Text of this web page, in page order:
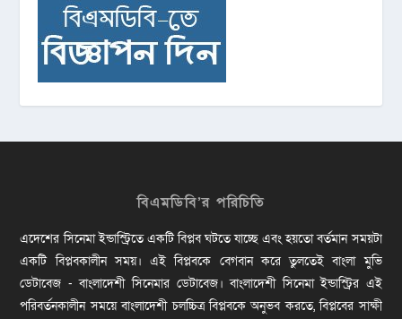
বিএমডিবি’র পরিচিতি
এদেশের সিনেমা ইন্ডাস্ট্রিতে একটি বিপ্লব ঘটতে যাচ্ছে এবং হয়তো বর্তমান সময়টা
একটি বিপ্লবকালীন সময়। এই বিপ্লবকে বেগবান করে তুলতেই বাংলা মুভি
ডেটাবেজ - বাংলাদেশী সিনেমার ডেটাবেজ। বাংলাদেশী সিনেমা ইন্ডাস্ট্রির এই
পরিবর্তনকালীন সময়ে বাংলাদেশী চলচ্চিত্র বিপ্লবকে অনুভব করতে, বিপ্লবের সাক্ষী